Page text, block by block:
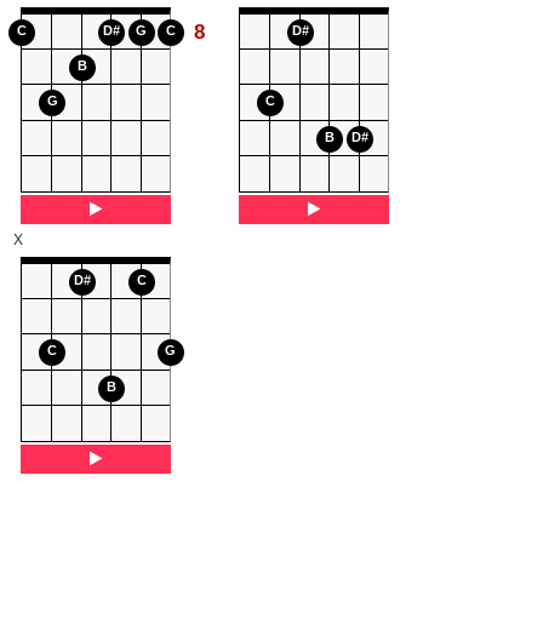
C
G
B
D# G C 8
C
D#
B D#
C
D#
B
C
G
X